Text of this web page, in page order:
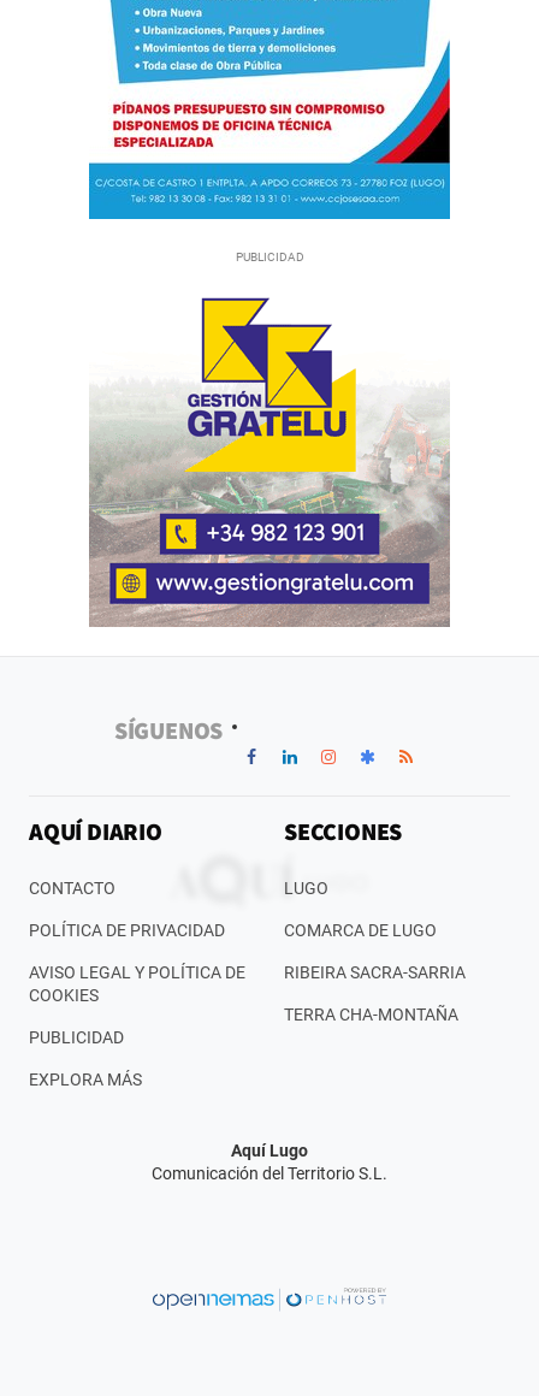
SÍGUENOS
AQUÍ DIARIO
CONTACTO
POLÍTICA DE PRIVACIDAD
AVISO LEGAL Y POLÍTICA DE
COOKIES
PUBLICIDAD
EXPLORA MÁS
SECCIONES
LUGO
COMARCA DE LUGO
RIBEIRA SACRA-SARRIA
TERRA CHA-MONTAÑA
Aquí Lugo
Comunicación del Territorio S.L.